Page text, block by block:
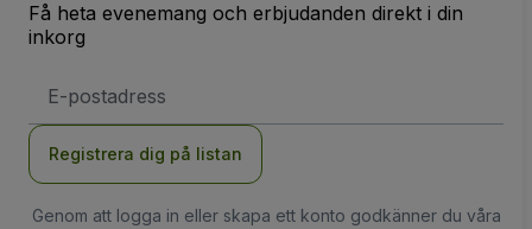
Få heta evenemang och erbjudanden direkt i din
inkorg
postadress
Registrera dig på listan
Genom att logga in eller skapa ett konto godkänner du våra